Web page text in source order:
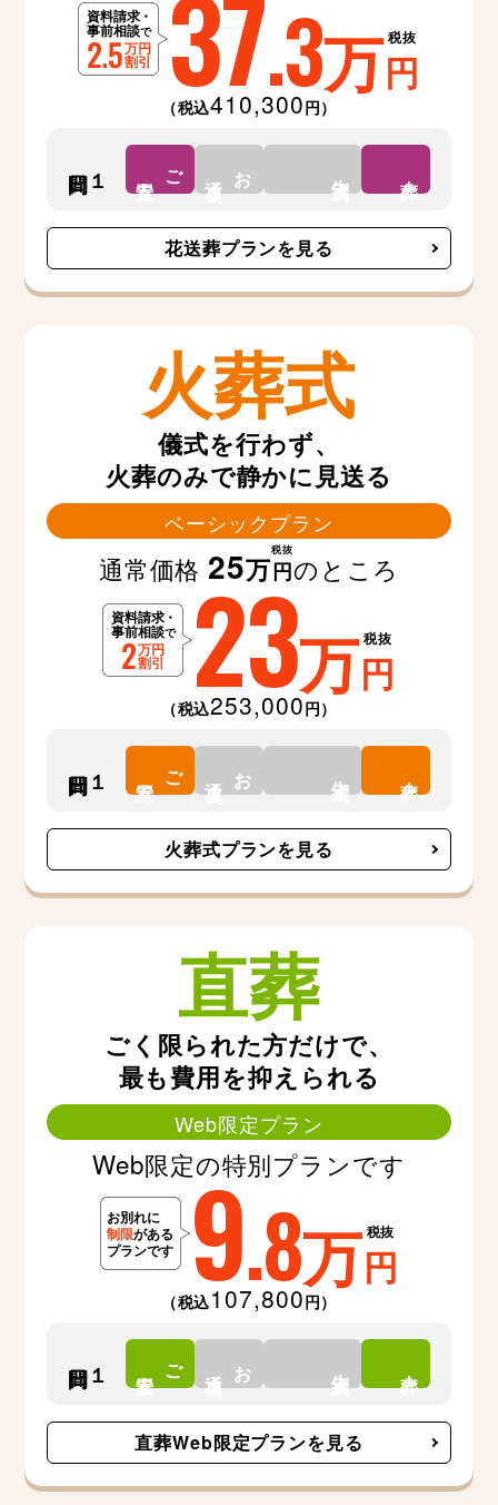
37.3万円
税抜
（税込410,300円）
ご お
花送葬プランを見る
火葬式
儀式を行わず、
火葬のみで静かに見送る
ベーシックプラン
通常価格 25万円
税抜
のところ
23万円
税抜
（税込253,000円）
ご お
火葬式プランを見る
直葬
ごく限られた方だけで、
最も費用を抑えられる
Web限定プラン
Web限定の特別プランです
9.8万円
税抜
（税込107,800円）
ご お
直葬Web限定プランを見る